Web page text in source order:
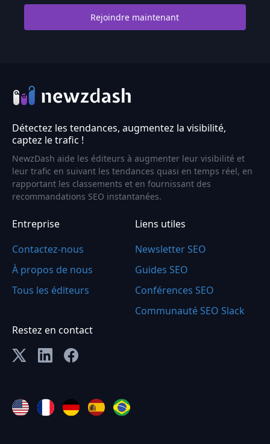
Détectez les tendances, augmentez la visibilité,
captez le trafic !
NewzDash aide les éditeurs à augmenter leur visibilité et
leur trafic en suivant les tendances quasi en temps réel, en
rapportant les classements et en fournissant des
recommandations SEO instantanées.
Entreprise
Contactez-nous
À propos de nous
Tous les éditeurs
Liens utiles
Newsletter SEO
Guides SEO
Conférences SEO
Communauté SEO Slack
Restez en contact